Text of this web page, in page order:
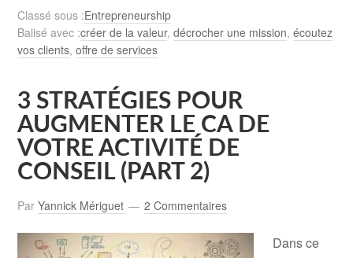
Classé sous :Entrepreneurship
Balisé avec :créer de la valeur,décrocher une mission,écoutez
vos clients,offre de services
3 STRATÉGIES POUR
AUGMENTER LE CA DE
VOTRE ACTIVITÉ DE
CONSEIL (PART 2)
ParYannick Mériguet 2 Commentaires
Dans ce